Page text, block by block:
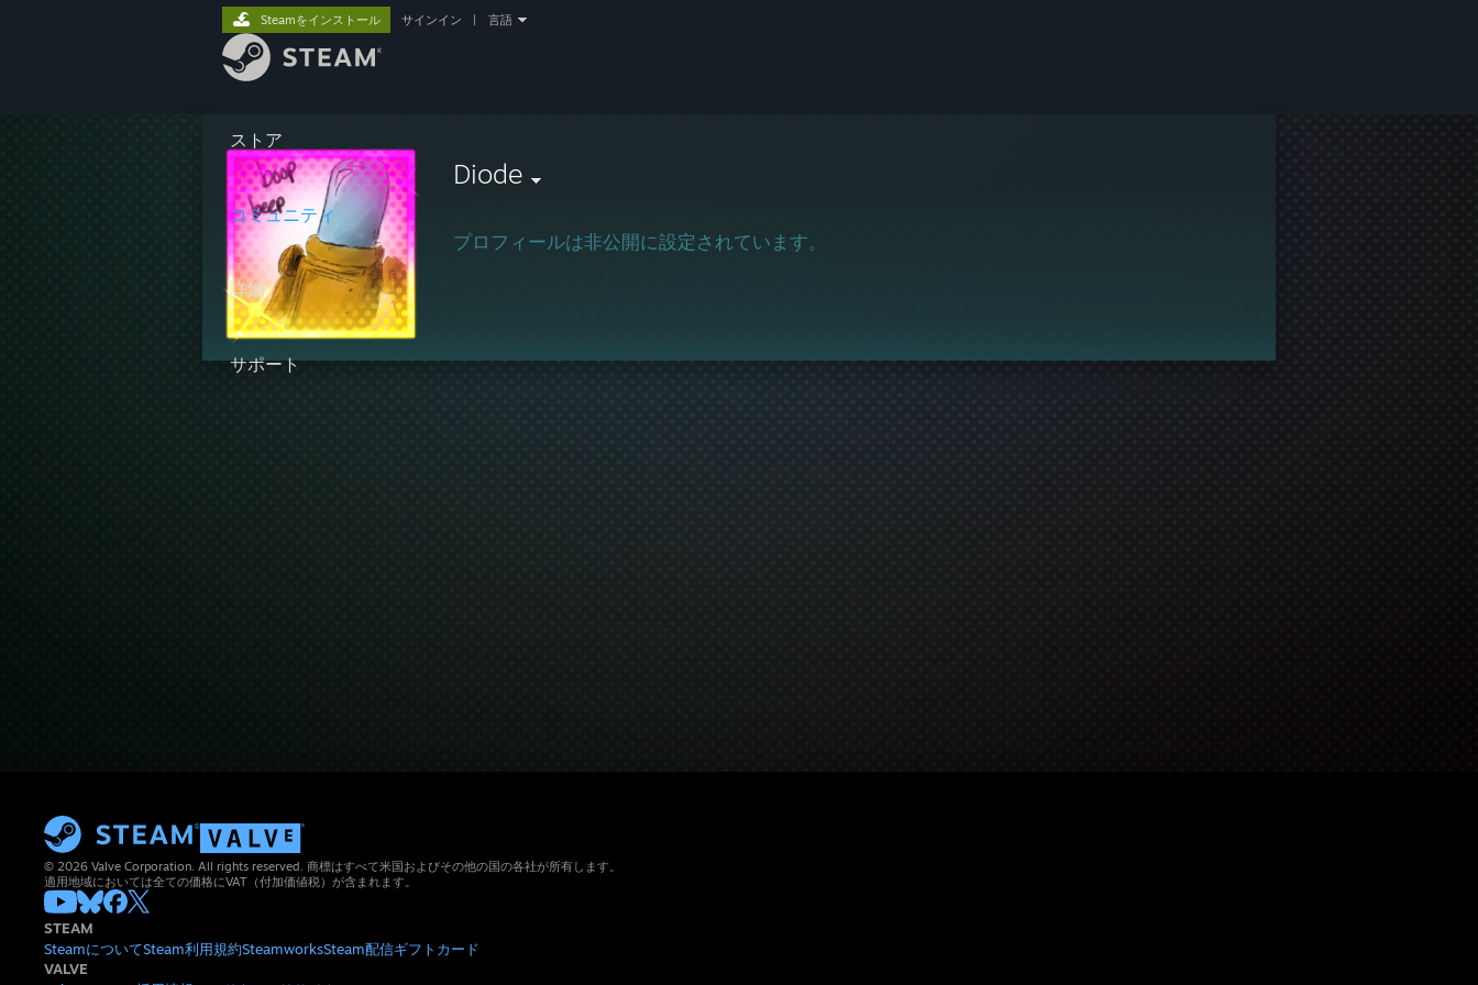
ストア
コミュニティ
詳細
サポート
Steamをインストール サインイン 言語
Diode
プロフィールは非公開に設定されています。
© 2026 Valve Corporation. All rights reserved. 商標はすべて米国およびその他の国の各社が所有します。
適用地域においては全ての価格にVAT（付加価値税）が含まれます。
STEAM
SteamについてSteam利用規約SteamworksSteam配信ギフトカード
VALVE